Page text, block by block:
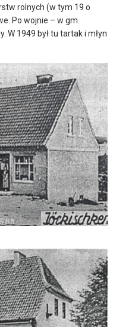
rolnych (w tym 19 o
Po wojnie – w gm.
W 1949 był tu tartak i młyn